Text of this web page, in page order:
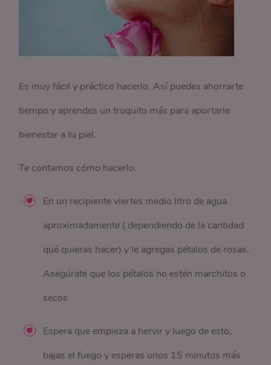
Es muy fácil y práctico hacerlo. Así puedes ahorrarte
tiempo y aprendes un truquito más para aportarle
bienestar a tu piel.
Te contamos cómo hacerlo.
En un recipiente viertes medio litro de agua
aproximadamente ( dependiendo de la cantidad
qué quieras hacer) y le agregas pétalos de rosas.
Asegúrate que los pétalos no estén marchitos o
secos
Espera que empieza a hervir y luego de esto,
bajas el fuego y esperas unos 15 minutos más